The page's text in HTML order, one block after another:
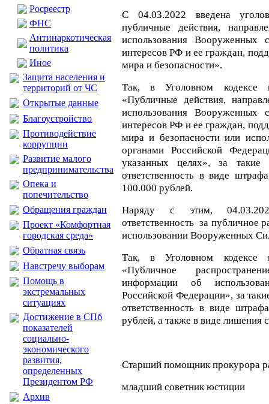
Росреестр
ФНС
Антинаркотическая
политика
Иное
Защита населения и
территорий от ЧС
Открытые данные
Благоустройство
Противодействие
коррупции
Развитие малого
предпринимательства
Опека и
попечительство
Обращения граждан
Проект «Комфортная
городская среда»
Обратная связь
Навстречу выборам
Помощь в
экстремальных
ситуациях
Достижение в СПб
показателей
социально-
экономического
развития,
определенных
Президентом РФ
Архив
С 04.03.2022 введена
публичные действия,
использования
интересов РФ и ее граждан,
мира и безопасности».
Так, в Уголовном кодексе
«Публичные действия,
использования
интересов РФ и ее граждан,
мира и безопасности или
органами Российской
указанных целях», за такие
ответственность в виде
100.000 рублей.
Наряду с этим,
ответственность за публичное
использовании Вооруженных
Так, в Уголовном кодексе
«Публичное
информации об
Российской Федерации», за
ответственность в виде
рублей, а также в виде лишения
Старший помощник прокурора
младший советник